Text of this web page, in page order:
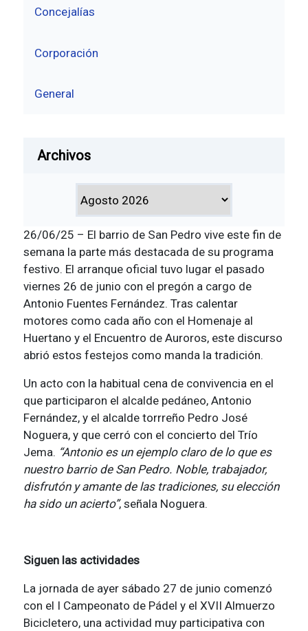
Concejalías
Corporación
General
Archivos
26/06/25 – El barrio de San Pedro vive este fin de
semana la parte más destacada de su programa
festivo. El arranque oficial tuvo lugar el pasado
viernes 26 de junio con el pregón a cargo de
Antonio Fuentes Fernández. Tras calentar
motores como cada año con el Homenaje al
Huertano y el Encuentro de Auroros, este discurso
abrió estos festejos como manda la tradición.
Un acto con la habitual cena de convivencia en el
que participaron el alcalde pedáneo, Antonio
Fernández, y el alcalde torrreño Pedro José
Noguera, y que cerró con el concierto del Trío
Jema. “Antonio es un ejemplo claro de lo que es
nuestro barrio de San Pedro. Noble, trabajador,
disfrutón y amante de las tradiciones, su elección
ha sido un acierto”, señala Noguera.
Siguen las actividades
La jornada de ayer sábado 27 de junio comenzó
con el I Campeonato de Pádel y el XVII Almuerzo
Bicicletero, una actividad muy participativa con